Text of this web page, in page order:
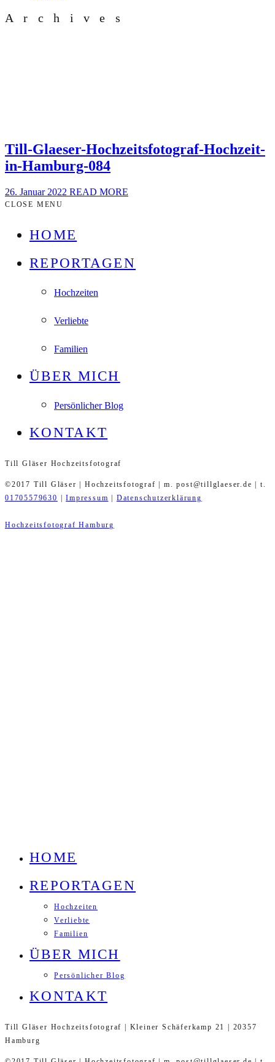
Archives
Till-Glaeser-Hochzeitsfotograf-Hochzeit-
in-Hamburg-084
26. Januar 2022 READ MORE
CLOSE MENU
HOME
REPORTAGEN
Hochzeiten
Verliebte
Familien
ÜBER MICH
Persönlicher Blog
KONTAKT
Till Gläser Hochzeitsfotograf
©2017 Till Gläser | Hochzeitsfotograf | m. post@tillglaeser.de | t.
01705579630
|Impressum Datenschutzerklärung
Hochzeitsfotograf Hamburg
HOME
REPORTAGEN
Hochzeiten
Verliebte
Familien
ÜBER MICH
Persönlicher Blog
KONTAKT
Till Gläser Hochzeitsfotograf | Kleiner Schäferkamp 21 | 20357
Hamburg